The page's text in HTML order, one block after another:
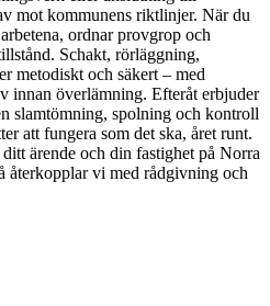
mot kommunens riktlinjer. När du
ordnar provgrop och
Schakt, rörläggning,
metodiskt och säkert – med
innan överlämning. Efteråt erbjuder
slamtömning, spolning och kontroll
att fungera som det ska, året runt.
ärende och din fastighet på Norra
återkopplar vi med rådgivning och